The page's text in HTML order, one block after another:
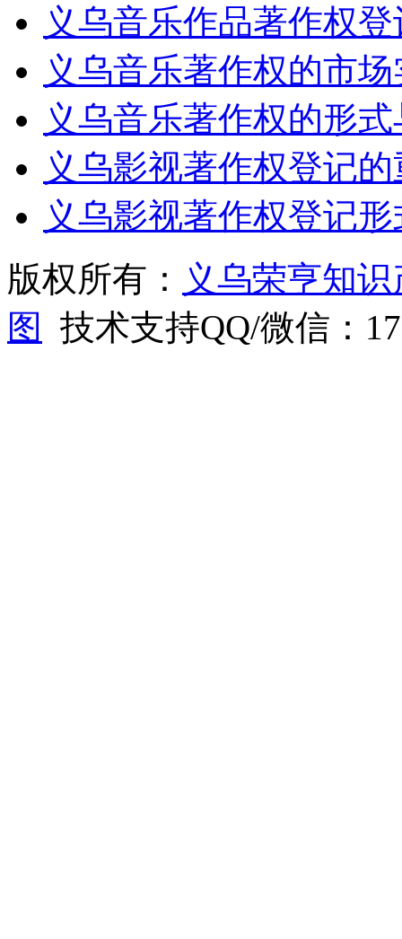
义乌音乐作品著作权
义乌音乐著作权的市
义乌音乐著作权的形
义乌影视著作权登记
义乌影视著作权登记
版权所有： 义乌荣亨知
图
技术支持QQ/微信：